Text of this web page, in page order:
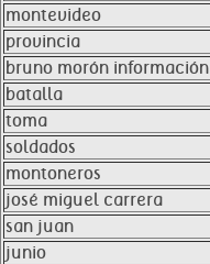
montevideo
provincia
bruno morón información
batalla
toma
soldados
montoneros
josé miguel carrera
san juan
junio